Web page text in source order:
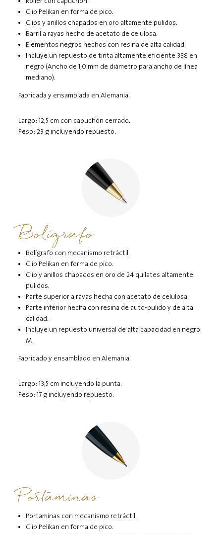
Clip Pelikan en forma de pico.
Clips y anillos chapados en oro altamente pulidos.
Barril a rayas hecho de acetato de celulosa.
Elementos negros hechos con resina de alta calidad.
Incluye un repuesto de tinta altamente eficiente 338 en
negro (Ancho de 1,0 mm de diámetro para ancho de línea
mediano).
Fabricada y ensamblada en Alemania.
Largo: 12,5 cm con capuchón cerrado.
Peso: 23 g incluyendo repuesto.
Bolígrafo
Bolígrafo con mecanismo retráctil.
Clip Pelikan en forma de pico.
Clip y anillos chapados en oro de 24 quilates altamente
pulidos.
Parte superior a rayas hecha con acetato de celulosa.
Parte inferior hecha con resina de auto-pulido y de alta
calidad.
Incluye un repuesto universal de alta capacidad en negro
M.
Fabricado y ensamblado en Alemania.
Largo: 13,5 cm incluyendo la punta.
Peso: 17 g incluyendo repuesto.
Portaminas
Portaminas con mecanismo retráctil.
Clip Pelikan en forma de pico.